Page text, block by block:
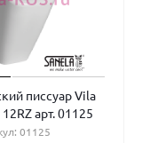
писсуар Vila
арт. 01125
01125